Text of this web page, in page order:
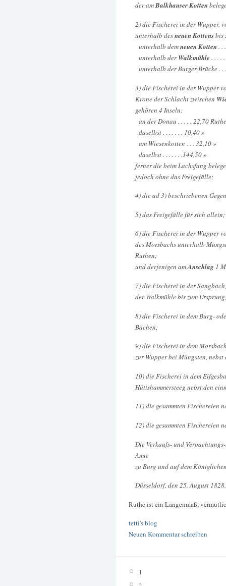
der amBalkhauser Kotten
2) die Fischerei in der Wupper,
unterhalb desneuen Kottensbis
unterhalb demneuen Kotten. .
unterhalb derWalkmühle . . . .
unterhalb der Burger-Brücke . .
3) die Fischerei in der Wupper
Krone der Schlacht zwischen
gehören 4 Inseln:
an der Donau . . . . . 22,70
daselbst . . . . . . . 10,40 »
am Wiesenkotten . . . 32,10 »
daselbst . . . . . . .144,50 »
ferner die beim Lachsfang
jedoch ohne das Freigefälle;
4) die ad 3) beschriebenen
5) das Freigefälle für sich allein;
6) die Fischerei in der Wupper
des Morsbachs unterhalb
Ruthen;
und derjenigen amAnschlag 1
7) die Fischerei in der
der Walkmühle bis zum
8) die Fischerei in dem Burg-
Bächen;
9) die Fischerei in dem
zur Wupper bei Müngsten,
10) die Fischerei in dem
Hüttshammersteeg nebst den
11) die gesammten Fischereien
12) die gesammten Fischereien
Die Verkaufs- und
Amte
zu Burg und auf dem
Düsseldorf, den 25. August 1828.
Ruthe ist ein Längenmaß,
tetti's blog
Neuen Kommentar schreiben
1